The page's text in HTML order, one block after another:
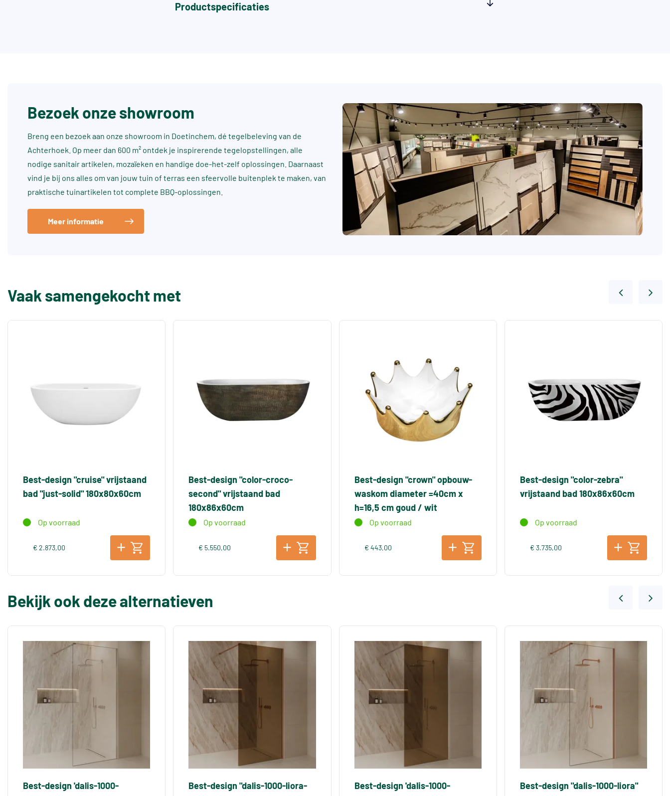
Productspecificaties
Bezoek onze showroom
Breng een bezoek aan onze showroom in Doetinchem, dé tegelbeleving van de
Achterhoek. Op meer dan 600 m² ontdek je inspirerende tegelopstellingen, alle
nodige sanitair artikelen, mozaïeken en handige doe-het-zelf oplossingen. Daarnaast
vind je bij ons alles om van jouw tuin of terras een sfeervolle buitenplek te maken, van
praktische tuinartikelen tot complete BBQ-oplossingen.
Meer informatie
Vaak samengekocht met
Best-design "cruise" vrijstaand
bad "just-solid" 180x80x60cm
Op voorraad
€ 2.873,00
Best-design "color-croco-
second" vrijstaand bad
180x86x60cm
Op voorraad
€ 5.550,00
Best-design "crown" opbouw-
waskom diameter =40cm x
h=16,5 cm goud / wit
Op voorraad
€ 443,00
Best-design "color-zebra"
vrijstaand bad 180x86x60cm
Op voorraad
€ 3.735,00
Bekijk ook deze alternatieven
Best-design 'dalis-1000-
Best-design "dalis-1000-liora-
Best-design 'dalis-1000-
Best-design "dalis-1000-liora"